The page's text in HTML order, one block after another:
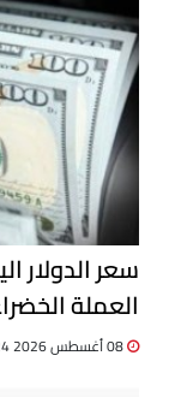
سعر الدولار
العملة